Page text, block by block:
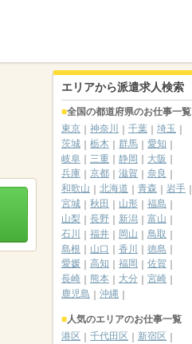
エリアから派遣求人検索
全国の都道府県のお仕事一覧
東京
神奈川 千葉
埼玉
茨城
栃木 群馬
愛知
岐阜
三重 静岡
大阪
兵庫
京都 滋賀
奈良
和歌山
北海道 青森
岩手
宮城
秋田 山形
福島
山梨
長野 新潟
富山
石川
福井 岡山
鳥取
島根
山口 香川
徳島
愛媛
高知 福岡
佐賀
長崎
熊本 大分
宮崎
鹿児島
沖縄
人気のエリアのお仕事一覧
港区
千代田区
新宿区